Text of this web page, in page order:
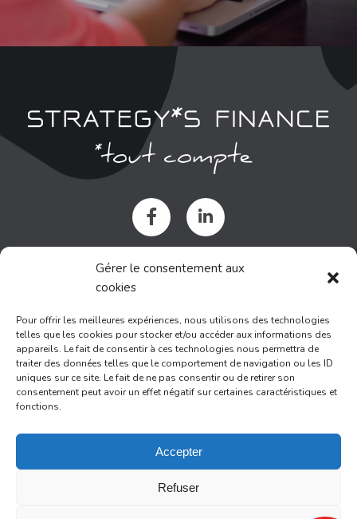
Gérer le consentement aux
cookies
Pour offrir les meilleures expériences, nous utilisons des technologies
telles que les cookies pour stocker et/ou accéder aux informations des
appareils. Le fait de consentir à ces technologies nous permettra de
traiter des données telles que le comportement de navigation ou les ID
uniques sur ce site. Le fait de ne pas consentir ou de retirer son
consentement peut avoir un effet négatif sur certaines caractéristiques et
fonctions.
Accepter
Refuser
NOUS SITUER
1378 avenue du Clapas
34980 Saint Gely du Fesc
NOUS CONTACTER
contact@strategys-finance.fr
04 67 60 50 22